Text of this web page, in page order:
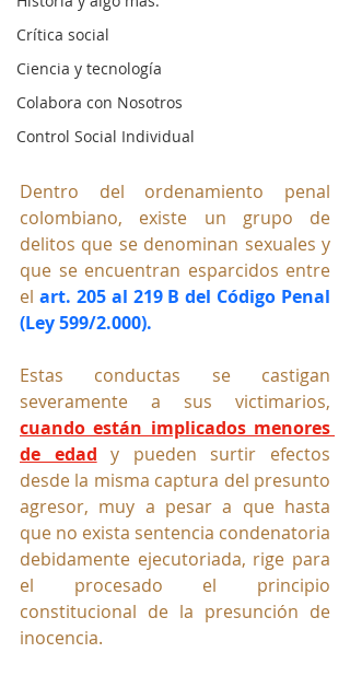
Crítica social
Ciencia y tecnología
Colabora con Nosotros
Control Social Individual
Dentro del ordenamiento penal
colombiano, existe un grupo de
delitos que se denominan sexuales y
que se encuentran esparcidos entre
el art. 205 al 219 B del Código Penal
(Ley 599/2.000).
Estas conductas se castigan
cuando están implicados menores
de edad y pueden surtir efectos
desde la misma captura del presunto
agresor, muy a pesar a que hasta
que no exista sentencia condenatoria
debidamente ejecutoriada, rige para
el procesado el principio
constitucional de la presunción de
inocencia.